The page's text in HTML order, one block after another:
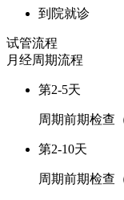
到院就诊
试管流程
月经周期流程
第2-5天
周期前期检查
第2-10天
周期前期检查